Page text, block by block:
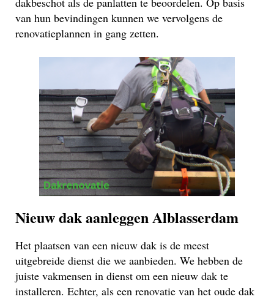
van hun bevindingen kunnen we vervolgens de
renovatieplannen in gang zetten.
Nieuw dak aanleggen Alblasserdam
Het plaatsen van een nieuw dak is de meest
uitgebreide dienst die we aanbieden. We hebben de
juiste vakmensen in dienst om een nieuw dak te
installeren. Echter, als een renovatie van het oude dak